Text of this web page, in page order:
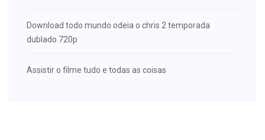
Download todo mundo odeia o chris 2 temporada
dublado 720p
Assistir o filme tudo e todas as coisas